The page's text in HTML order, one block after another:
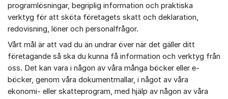
programlösningar, begriplig information och praktiska
verktyg för att sköta företagets skatt och deklaration,
redovisning, löner och personalfrågor.
Vårt mål är att vad du än undrar över när det gäller ditt
företagande så ska du kunna få information och verktyg från
oss. Det kan vara i någon av våra många böcker eller e-
böcker, genom våra dokumentmallar, i något av våra
ekonomi- eller skatteprogram, med hjälp av någon av våra